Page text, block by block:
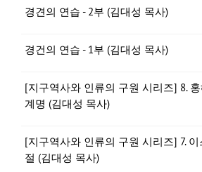
경견의 연습 - 2부 (김대성 목사)
경건의 연습 - 1부 (김대성 목사)
[지구역사와 인류의 구원 시리즈] 8.
계명 (김대성 목사)
[지구역사와 인류의 구원 시리즈] 7.
절 (김대성 목사)